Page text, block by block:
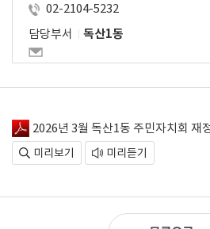
02-2104-5232
담당부서
독산1동
2026년 3월 독산1동 주민자치회
미리보기 미리듣기